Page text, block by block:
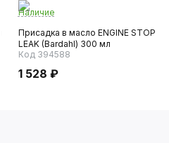
Наличие
Присадка в масло ENGINE STOP
LEAK (Bardahl) 300 мл
Код 394588
1 528 ₽